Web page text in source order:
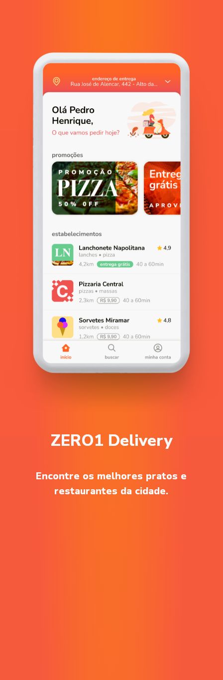
ZERO1 Delivery
Encontre os melhores pratos e
restaurantes da cidade.